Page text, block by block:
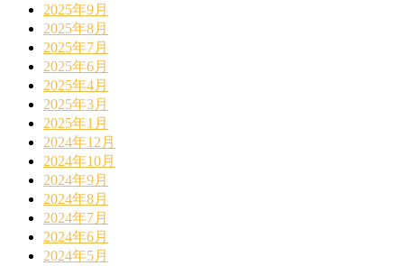
2025年9月
2025年8月
2025年7月
2025年6月
2025年4月
2025年3月
2025年1月
2024年12月
2024年10月
2024年9月
2024年8月
2024年7月
2024年6月
2024年5月